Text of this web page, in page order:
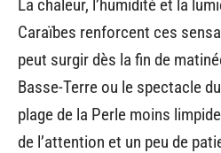
La chaleur, l’humidité et la
Caraïbes renforcent ces
peut surgir dès la fin de
Basse-Terre ou le spectacle
plage de la Perle moins
de l’attention et un peu de